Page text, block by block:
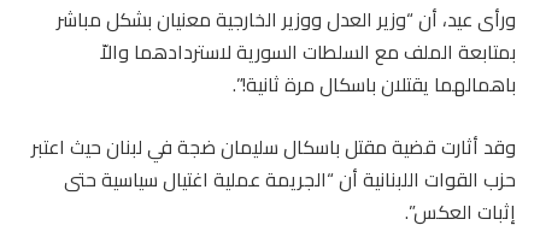
ورأى عيد، أن “وزير العدل ووزير الخارجية معنيان بشكل مباشر
بمتابعة الملف مع السلطات السورية لاستردادهما والاّ
باهمالهما يقتلان باسكال مرة ثانية!”.
وقد أثارت قضية مقتل باسكال سليمان ضجة في لبنان حيث اعتبر
حزب القوات اللبنانية أن “الجريمة عملية اغتيال سياسية حتى
إثبات العكس”.